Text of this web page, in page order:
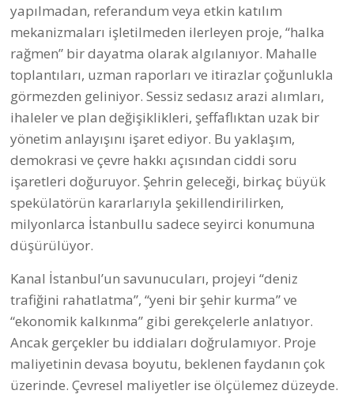
yapılmadan, referandum veya etkin katılım
mekanizmaları işletilmeden ilerleyen proje, “halka
rağmen” bir dayatma olarak algılanıyor. Mahalle
toplantıları, uzman raporları ve itirazlar çoğunlukla
görmezden geliniyor. Sessiz sedasız arazi alımları,
ihaleler ve plan değişiklikleri, şeffaflıktan uzak bir
yönetim anlayışını işaret ediyor. Bu yaklaşım,
demokrasi ve çevre hakkı açısından ciddi soru
işaretleri doğuruyor. Şehrin geleceği, birkaç büyük
spekülatörün kararlarıyla şekillendirilirken,
milyonlarca İstanbullu sadece seyirci konumuna
düşürülüyor.
Kanal İstanbul’un savunucuları, projeyi “deniz
trafiğini rahatlatma”, “yeni bir şehir kurma” ve
“ekonomik kalkınma” gibi gerekçelerle anlatıyor.
Ancak gerçekler bu iddiaları doğrulamıyor. Proje
maliyetinin devasa boyutu, beklenen faydanın çok
üzerinde. Çevresel maliyetler ise ölçülemez düzeyde.